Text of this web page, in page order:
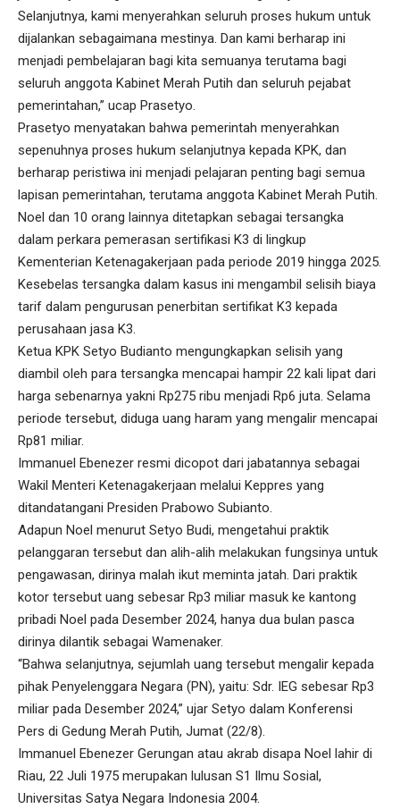
Selanjutnya, kami menyerahkan seluruh proses hukum untuk
dijalankan sebagaimana mestinya. Dan kami berharap ini
menjadi pembelajaran bagi kita semuanya terutama bagi
seluruh anggota Kabinet Merah Putih dan seluruh pejabat
pemerintahan,” ucap Prasetyo.
Prasetyo menyatakan bahwa pemerintah menyerahkan
sepenuhnya proses hukum selanjutnya kepada KPK, dan
berharap peristiwa ini menjadi pelajaran penting bagi semua
lapisan pemerintahan, terutama anggota Kabinet Merah Putih.
Noel dan 10 orang lainnya ditetapkan sebagai tersangka
dalam perkara pemerasan sertifikasi K3 di lingkup
Kementerian Ketenagakerjaan pada periode 2019 hingga 2025.
Kesebelas tersangka dalam kasus ini mengambil selisih biaya
tarif dalam pengurusan penerbitan sertifikat K3 kepada
perusahaan jasa K3.
Ketua KPK Setyo Budianto mengungkapkan selisih yang
diambil oleh para tersangka mencapai hampir 22 kali lipat dari
harga sebenarnya yakni Rp275 ribu menjadi Rp6 juta. Selama
periode tersebut, diduga uang haram yang mengalir mencapai
Rp81 miliar.
Immanuel Ebenezer resmi dicopot dari jabatannya sebagai
Wakil Menteri Ketenagakerjaan melalui Keppres yang
ditandatangani Presiden Prabowo Subianto.
Adapun Noel menurut Setyo Budi, mengetahui praktik
pelanggaran tersebut dan alih-alih melakukan fungsinya untuk
pengawasan, dirinya malah ikut meminta jatah. Dari praktik
kotor tersebut uang sebesar Rp3 miliar masuk ke kantong
pribadi Noel pada Desember 2024, hanya dua bulan pasca
dirinya dilantik sebagai Wamenaker.
“Bahwa selanjutnya, sejumlah uang tersebut mengalir kepada
pihak Penyelenggara Negara (PN), yaitu: Sdr. IEG sebesar Rp3
miliar pada Desember 2024,” ujar Setyo dalam Konferensi
Pers di Gedung Merah Putih, Jumat (22/8).
Immanuel Ebenezer Gerungan atau akrab disapa Noel lahir di
Riau, 22 Juli 1975 merupakan lulusan S1 Ilmu Sosial,
Universitas Satya Negara Indonesia 2004.